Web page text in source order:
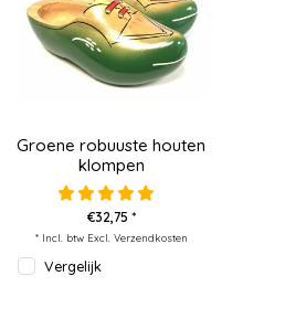
Groene robuuste houten
klompen
€32,75 *
* Incl. btw Excl. Verzendkosten
Vergelijk